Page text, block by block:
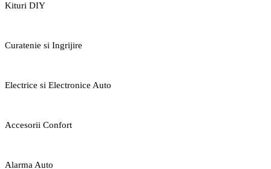
Kituri DIY
Curatenie si Ingrijire
Electrice si Electronice Auto
Accesorii Confort
Alarma Auto